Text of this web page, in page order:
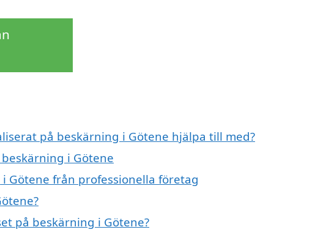
på beskärning i Götene hjälpa till med?
i Götene
Götene från professionella företag
på beskärning i Götene?